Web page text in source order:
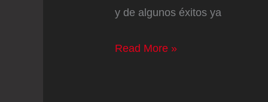
y de algunos éxitos ya
La
Read More »